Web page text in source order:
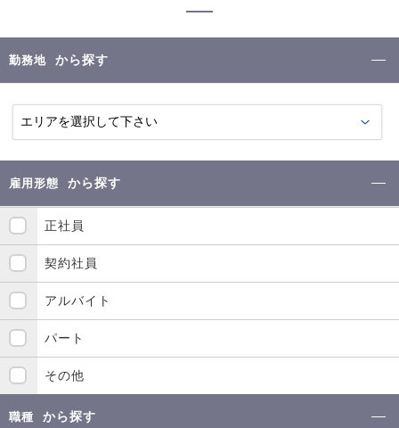
勤務地 から探す
雇用形態 から探す
正社員
契約社員
アルバイト
パート
その他
職種 から探す